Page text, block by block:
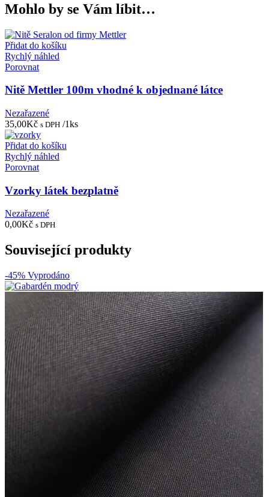
Mohlo by se Vám líbit…
Přidat do košíku
Rychlý náhled
Porovnat
Nitě Mettler 100m vhodné k objednané látce
Nezařazené
35,00Kč s DPH /1ks
Přidat do košíku
Rychlý náhled
Porovnat
Vzorky látek bezplatně
Nezařazené
0,00Kč s DPH
Související produkty
-45% Vyprodáno